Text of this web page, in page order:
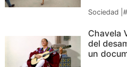
Sociedad
Chavela
del
un